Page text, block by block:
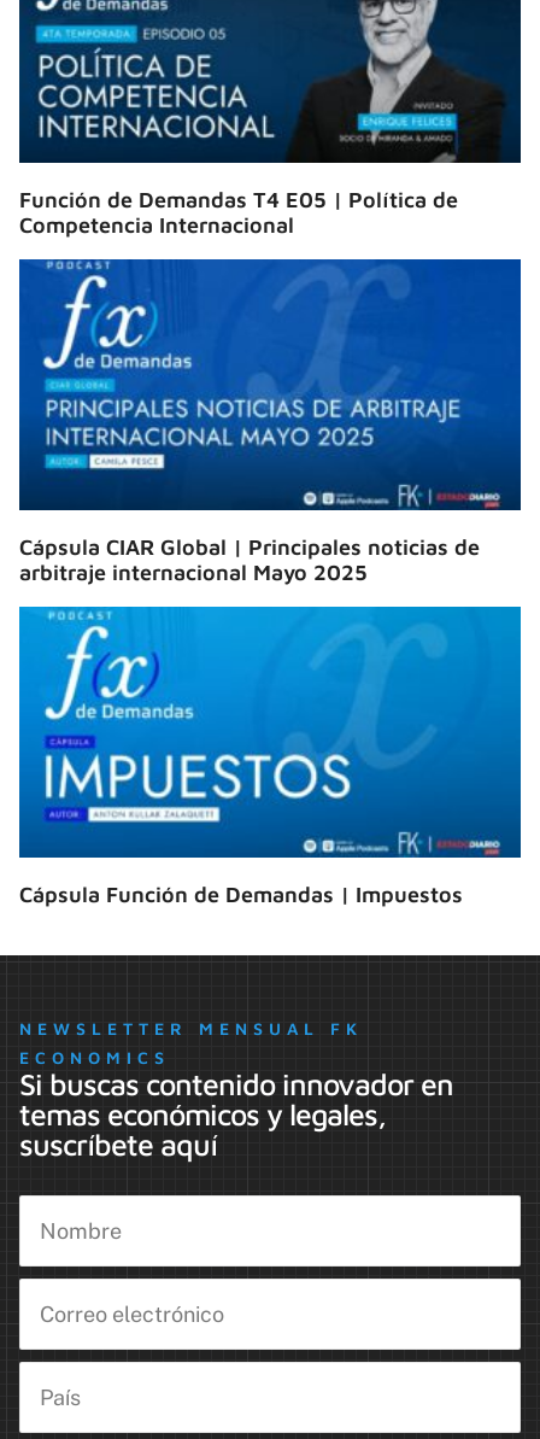
Función de Demandas T4 E05 | Política de
Competencia Internacional
Cápsula CIAR Global | Principales noticias de
arbitraje internacional Mayo 2025
Cápsula Función de Demandas | Impuestos
NEWSLETTER MENSUAL FK
ECONOMICS
Si buscas contenido innovador en
temas económicos y legales,
suscríbete aquí